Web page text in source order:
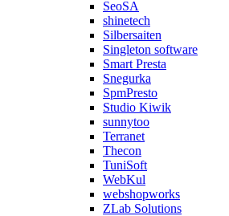
SeoSA
shinetech
Silbersaiten
Singleton software
Smart Presta
Snegurka
SpmPresto
Studio Kiwik
sunnytoo
Terranet
Thecon
TuniSoft
WebKul
webshopworks
ZLab Solutions